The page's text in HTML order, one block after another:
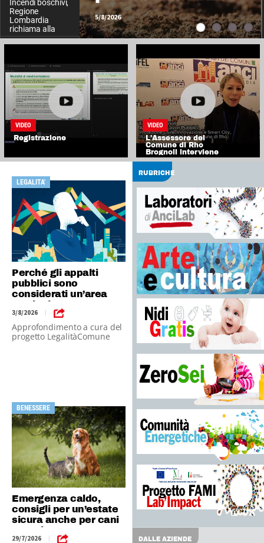
e agli spazi
pubblici
Incendi boschivi,
Regione
Lombardia
richiama alla
massima
prudenza:
per caldo e
siccità
5/8/2026
VIDEO
Registrazione
VIDEO
L'Assessore del
Comune di Rho
Brognoli interviene
alla seconda
Laboratorio Smart
Cities
LEGALITA'
Perché gli appalti
pubblici sono
considerati un’area
particolarmente
sensibile al rischio di
riciclaggio?
3/8/2026 |
Approfondimento a cura del
progetto LegalitàComune
BENESSERE
Emergenza caldo,
consigli per un’estate
sicura anche per cani
e gatti
29/7/2026 |
RUBRICHE
DALLE AZIENDE